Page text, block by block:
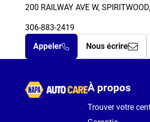
200 RAILWAY AVE W,
306-883-2419
Appeler
Nous écrire
Autocare
À propos
Trouver votre